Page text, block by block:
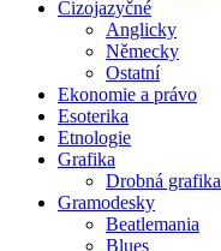
Cizojazyčné
Anglicky
Německy
Ostatní
Ekonomie a právo
Esoterika
Etnologie
Grafika
Drobná grafika
Gramodesky
Beatlemania
Blues